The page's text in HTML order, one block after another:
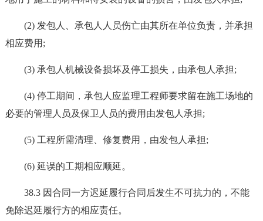
(2) 发包人、承包人人员伤亡由其所在单位负责，并承担
相应费用;
(3) 承包人机械设备损坏及停工损失，由承包人承担;
(4) 停工期间，承包人应监理工程师要求留在施工场地的
必要的管理人员及保卫人员的费用由发包人承担;
(5) 工程所需清理、修复费用，由发包人承担;
(6) 延误的工期相应顺延。
38.3 因合同一方迟延履行合同后发生不可抗力的，不能
免除迟延履行方的相应责任。